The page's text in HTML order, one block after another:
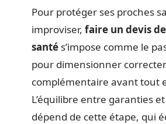
Pour protéger ses proches
improviser, faire un devis
santé s’impose comme le
pour dimensionner
complémentaire avant tout
L’équilibre entre garanties
dépend de cette étape, qui